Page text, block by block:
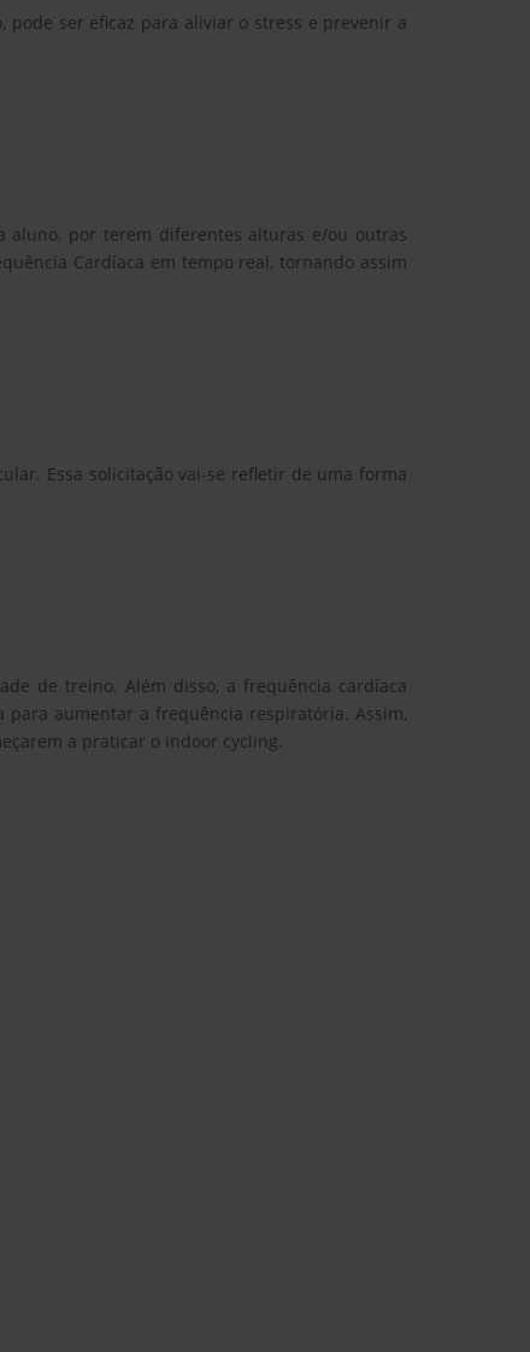
pode ser eficaz para aliviar o stress e prevenir a
aluno, por terem diferentes alturas e/ou outras
Cardíaca em tempo real, tornando assim
Essa solicitação vai-se refletir de uma forma
de treino. Além disso, a frequência cardíaca
aumentar a frequência respiratória. Assim,
a praticar o indoor cycling.